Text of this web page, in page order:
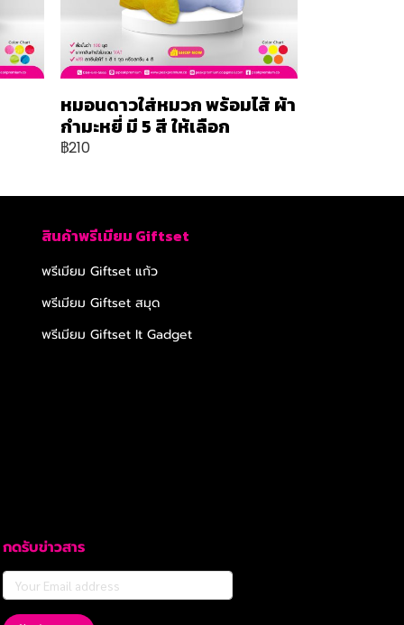
หมอนดาวใส่หมวก พร้อมไส้ ผ้า
กำมะหยี่ มี 5 สี ให้เลือก
฿210
สินค้าพรีเมียม Giftset
พรีเมียม Giftset แก้ว
พรีเมียม Giftset สมุด
พรีเมียม Giftset It Gadget
กดรับข่าวสาร